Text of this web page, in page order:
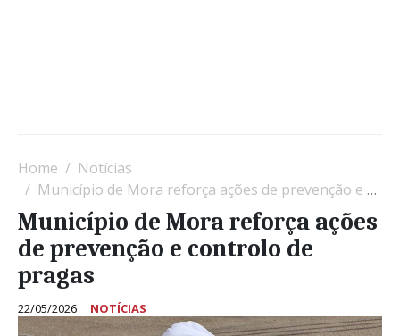
Home
Notícias
Município de Mora reforça ações de prevenção e controlo de pragas
Município de Mora reforça ações
de prevenção e controlo de
pragas
22/05/2026 NOTÍCIAS